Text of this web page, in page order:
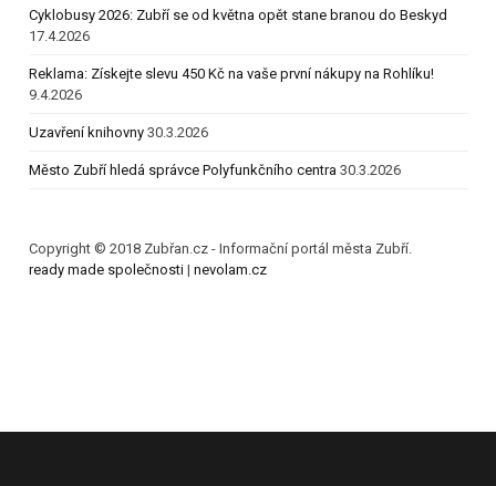
Cyklobusy 2026: Zubří se od května opět stane branou do Beskyd
17.4.2026
Reklama: Získejte slevu 450 Kč na vaše první nákupy na Rohlíku!
9.4.2026
Uzavření knihovny 30.3.2026
Město Zubří hledá správce Polyfunkčního centra 30.3.2026
Copyright © 2018 Zubřan.cz - Informační portál města Zubří.
ready made společnosti | nevolam.cz